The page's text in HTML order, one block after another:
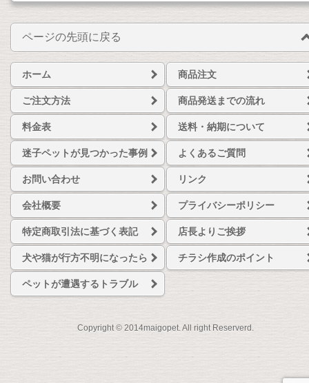
ページの先頭に戻る
ホーム 商品注文
ご注文方法 商品発送までの流れ
料金表 送料・納期について
迷子ペットが見つかった事例 よくあるご質問
お問い合わせ リンク
会社概要 プライバシーポリシー
特定商取引法に基づく表記 店長よりご挨拶
犬や猫が行方不明になったら チラシ作成のポイント
ペットが遭遇するトラブル
Copyright © 2014maigopet. All right Reserverd.